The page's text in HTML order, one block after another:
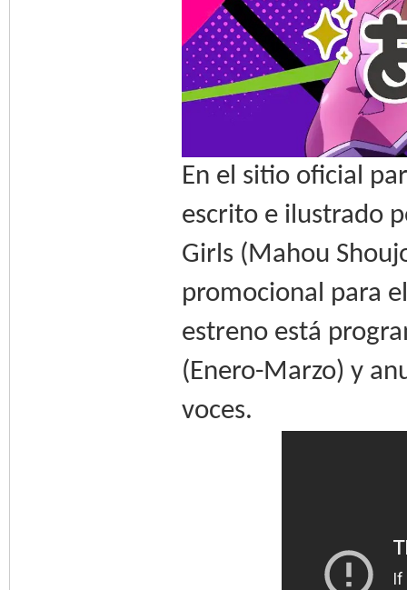
En el sitio oficial
escrito e ilustrado
Girls (Mahou
promocional para
estreno está
(Enero-Marzo) y
voces.